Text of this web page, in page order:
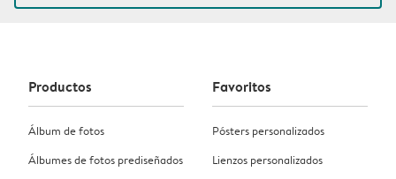
Productos
Álbum de fotos
Álbumes de fotos prediseñados
Favoritos
Pósters personalizados
Lienzos personalizados